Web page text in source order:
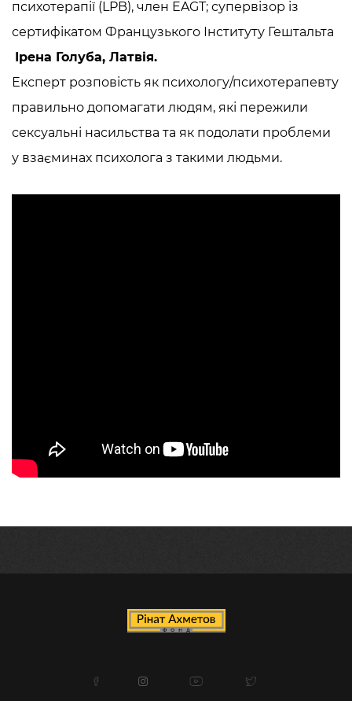
психотерапії (LPB), член EAGT; супервізор із
сертифікатом Французького Інституту Гештальта
Ірена Голуба, Латвія.
Експерт розповість як психологу/психотерапевту
правильно допомагати людям, які пережили
сексуальні насильства та як подолати проблеми
у взаєминах психолога з такими людьми.